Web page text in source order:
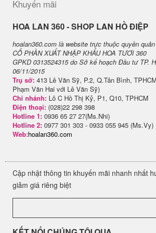
Khuyến mãi
H​OA LAN 360 - SHOP LAN HỒ ĐIỆP
hoalan360.com là website trực thuộc quyền
CỔ PHẦN XUẤT NHẬP KHẨU HOA TƯƠI 360
GPKD 0313524315 do Sở kế hoạch Đầu tư TP.
06/11/2015
Trụ sở: 413 Lê Văn Sỹ, P.2, Q.Tân Bình,
Phạm Văn Hai với Lê Văn Sỹ)
Chi nhánh: Lô C Hồ Thị Kỷ, P1, Q10, TPHCM
Điện thoại: (028)22 298 398
Hotline 1: 0936 65 27 27(Ms.Nhi)
Hotline 2: 0977 301 303 - 0933 055 945 (Ms.Vy)
Web:hoalan360.com
Cập nhật thông tin khuyến mãi nhanh nhất
giảm giá riêng biệt